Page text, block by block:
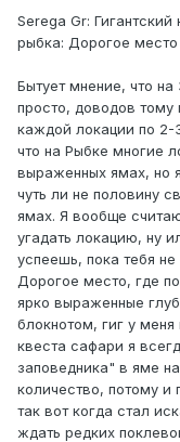
Serega Gr:
рыбка: Дорогое место
Бытует мнение, что
просто, доводов
каждой локации по 2-
что на Рыбке многие
выраженных ямах, но
чуть ли не половину
ямах. Я вообще
угадать локацию, ну
успеешь, пока тебя
Дорогое место, где
ярко выраженные
блокнотом, гиг у
квеста сафари я
заповедника" в яме
количество, потому и
так вот когда стал
ждать редких